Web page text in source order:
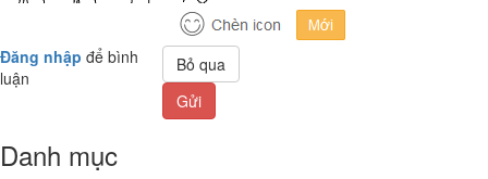
Đăng nhập để bình
luận
Bỏ qua
Gửi
Danh mục